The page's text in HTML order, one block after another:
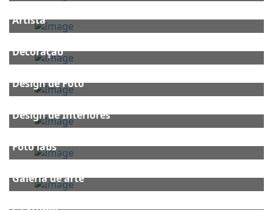
Artista
Decoração
Design de Foto
Design de Interiores
Foto labs
Galeria de arte